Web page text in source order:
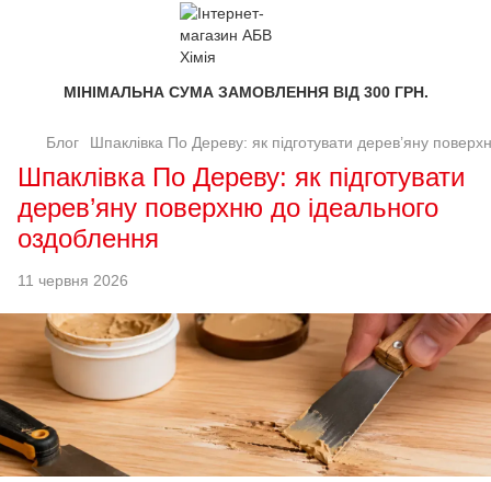
МІНІМАЛЬНА СУМА ЗАМОВЛЕННЯ ВІД 300 ГРН.
Блог Шпаклівка По Дереву: як підготувати дерев’яну
Шпаклівка По Дереву: як підготувати
дерев’яну поверхню до ідеального
оздоблення
11 червня 2026